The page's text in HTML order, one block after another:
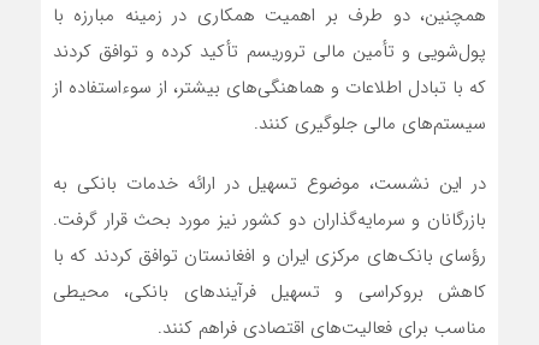
همچنین، دو طرف بر اهمیت همکاری در زمینه مبارزه با
پول‌شویی و تأمین مالی تروریسم تأکید کرده و توافق کردند
که با تبادل اطلاعات و هماهنگی‌های بیشتر، از سوءاستفاده از
سیستم‌های مالی جلوگیری کنند.
در این نشست، موضوع تسهیل در ارائه خدمات بانکی به
بازرگانان و سرمایه‌گذاران دو کشور نیز مورد بحث قرار گرفت.
رؤسای بانک‌های مرکزی ایران و افغانستان توافق کردند که با
کاهش بروکراسی و تسهیل فرآیندهای بانکی، محیطی
مناسب برای فعالیت‌های اقتصادی فراهم کنند.